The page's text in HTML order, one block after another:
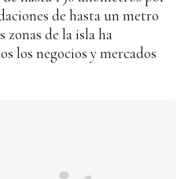
de hasta un metro
de la isla ha
los negocios y mercados